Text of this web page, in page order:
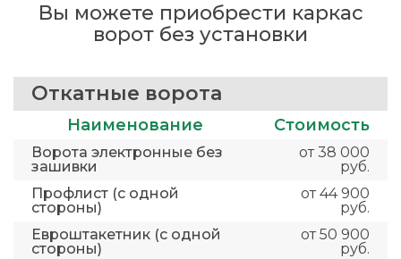
Вы можете приобрести каркас
ворот без установки
Откатные ворота
Наименование Стоимость
Ворота электронные без
зашивки
от 38 000
руб.
Профлист (с одной
стороны)
от 44 900
руб.
Евроштакетник (с одной
стороны)
от 50 900
руб.